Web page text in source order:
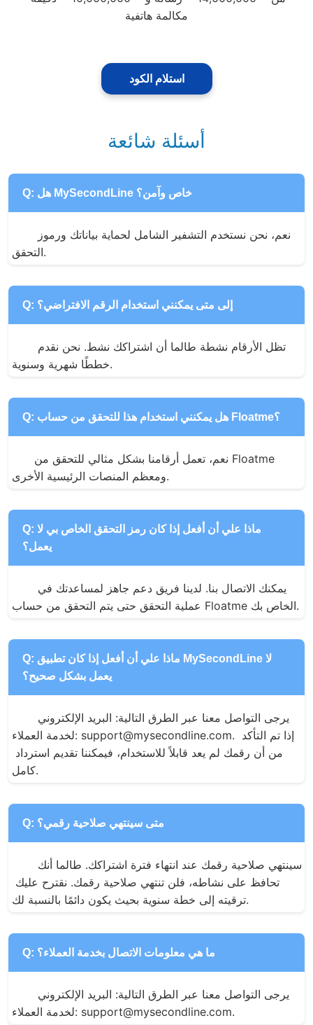
مكالمة هاتفية
استلام الكود
أسئلة شائعة
Q: هل MySecondLine خاص وآمن؟
التحقق.
Q: إلى متى يمكنني استخدام الرقم الافتراضي؟
خططًا شهرية وسنوية.
Q: هل يمكنني استخدام هذا للتحقق من حساب Floatme؟
نعم، تعمل أرقامنا بشكل مثالي للتحقق من Floatme
ومعظم المنصات الرئيسية الأخرى.
Q: ماذا علي أن أفعل إذا كان رمز التحقق الخاص بي لا
يعمل؟
عملية التحقق حتى يتم التحقق من حساب Floatme الخاص بك.
Q: ماذا علي أن أفعل إذا كان تطبيق MySecondLine لا
يعمل بشكل صحيح؟
لخدمة العملاء: support@mysecondline.com. إذا تم التأكد
كامل.
Q: متى سينتهي صلاحية رقمي؟
ترقيته إلى خطة سنوية بحيث يكون دائمًا بالنسبة لك.
Q: ما هي معلومات الاتصال بخدمة العملاء؟
لخدمة العملاء: support@mysecondline.com.